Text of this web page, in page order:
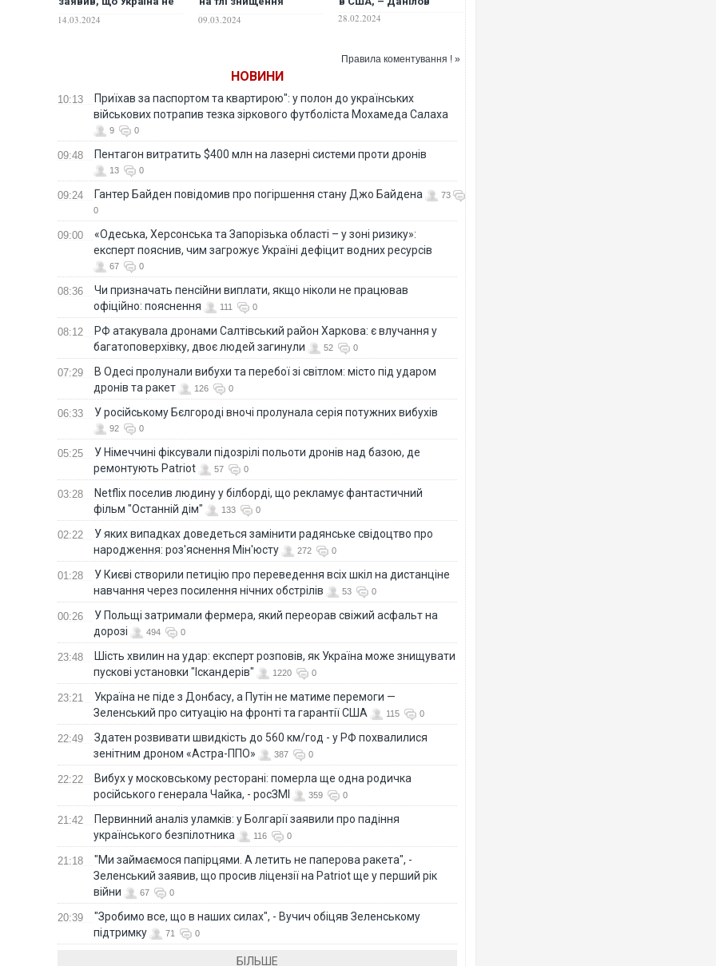
удари по РФ
14.03.2024 09.03.2024
28.02.2024
Правила коментування ! »
НОВИНИ
10:13
Приїхав за паспортом та квартирою": у полон до українських
військових потрапив тезка зіркового футболіста Мохамеда Салаха
9 0
09:48 Пентагон витратить $400 млн на лазерні системи проти дронів
13 0
09:24 Гантер Байден повідомив про погіршення стану Джо Байдена
73
0
09:00
«Одеська, Херсонська та Запорізька області – у зоні ризику»:
експерт пояснив, чим загрожує Україні дефіцит водних ресурсів
67 0
08:36
Чи призначать пенсійни виплати, якщо ніколи не працював
офіційно: пояснення
111 0
08:12
РФ атакувала дронами Салтівський район Харкова: є влучання у
багатоповерхівку, двоє людей загинули
52 0
07:29
В Одесі пролунали вибухи та перебої зі світлом: місто під ударом
дронів та ракет
126 0
06:33 У російському Бєлгороді вночі пролунала серія потужних вибухів
92 0
05:25
У Німеччині фіксували підозрілі польоти дронів над базою, де
ремонтують Patriot
57 0
03:28
Netflix поселив людину у білборді, що рекламує фантастичний
фільм "Останній дім"
133 0
02:22
У яких випадках доведеться замінити радянське свідоцтво про
народження: роз'яснення Мін'юсту
272 0
01:28
У Києві створили петицію про переведення всіх шкіл на дистанціне
навчання через посилення нічних обстрілів
53 0
00:26
У Польщі затримали фермера, який переорав свіжий асфальт на
дорозі
494 0
23:48
Шість хвилин на удар: експерт розповів, як Україна може знищувати
пускові установки "Іскандерів"
1220 0
23:21
Україна не піде з Донбасу, а Путін не матиме перемоги —
Зеленський про ситуацію на фронті та гарантії США
115 0
22:49
Здатен розвивати швидкість до 560 км/год - у РФ похвалилися
зенітним дроном «Астра-ППО»
387 0
22:22
Вибух у московському ресторані: померла ще одна родичка
російського генерала Чайка, - росЗМІ
359 0
21:42
Первинний аналіз уламків: у Болгарії заявили про падіння
українського безпілотника
116 0
21:18
"Ми займаємося папірцями. А летить не паперова ракета", -
Зеленський заявив, що просив ліцензії на Patriot ще у перший рік
війни
67 0
20:39
"Зробимо все, що в наших силах", - Вучич обіцяв Зеленському
підтримку
71 0
БІЛЬШЕ